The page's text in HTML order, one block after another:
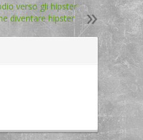
verso gli hipster
diventare hipster